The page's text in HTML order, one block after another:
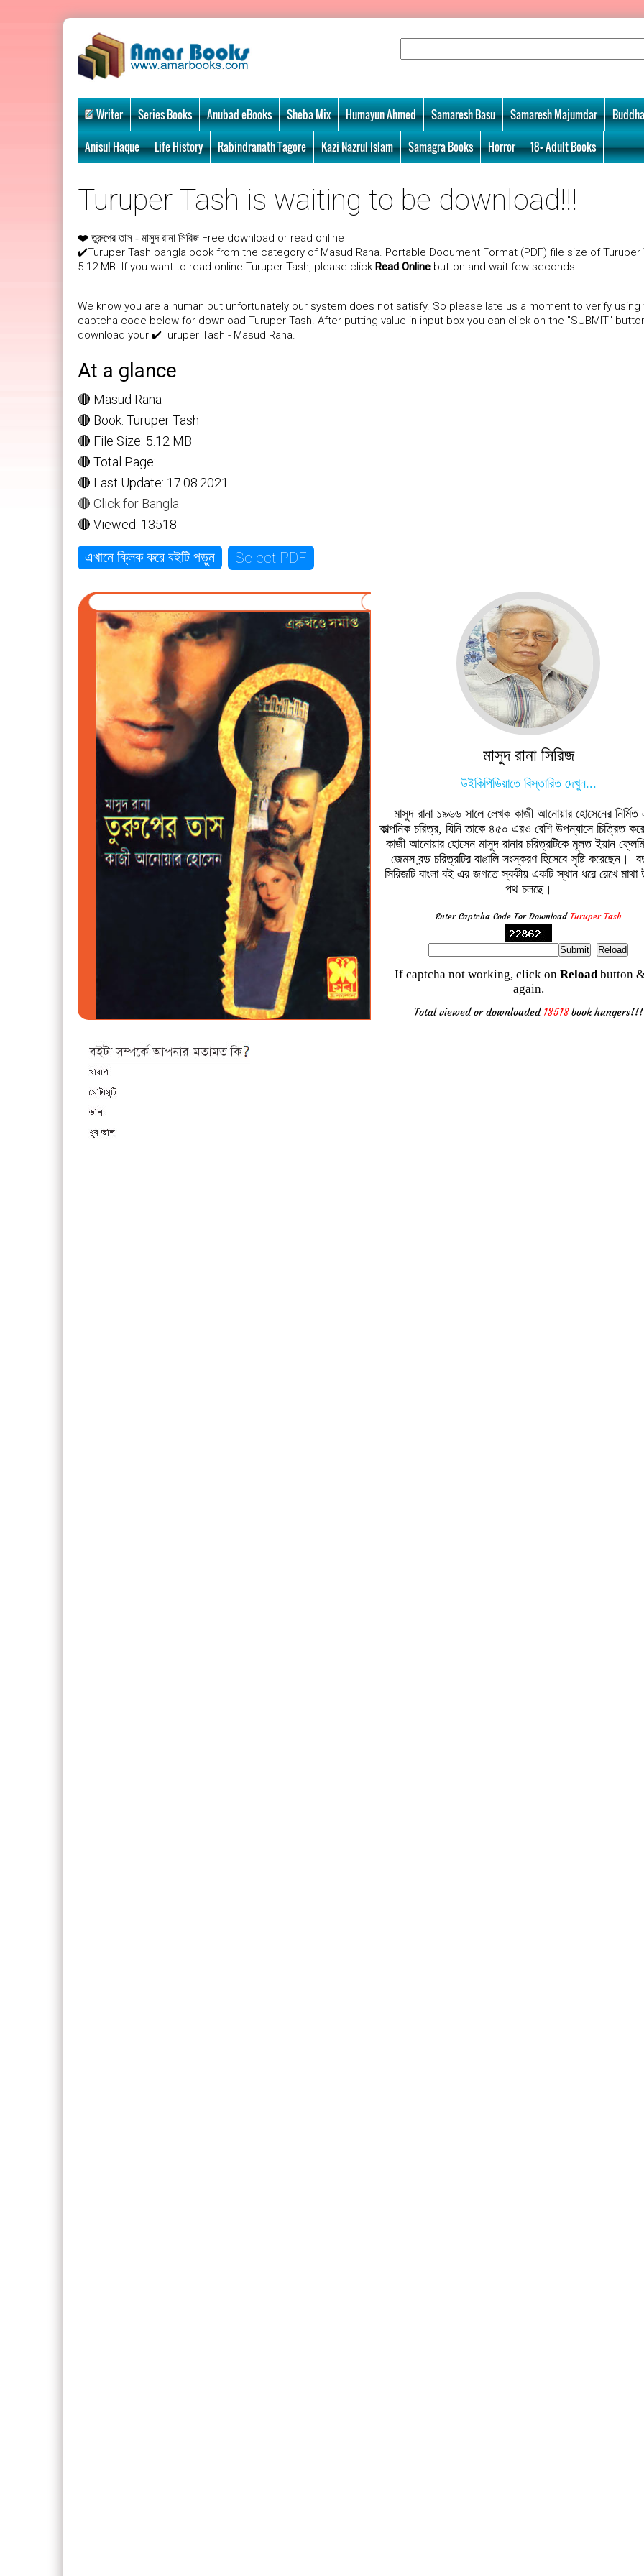
Writer Series Books Anubad eBooks Sheba Mix Humayun Ahmed Samaresh Basu Samaresh Majumdar
Anisul Haque Life History Rabindranath Tagore Kazi Nazrul Islam Samagra Books Horror 18+ Adult Books
Turuper Tash is waiting to be download!!!
❤️তুরুপের তাস - মাসুদ রানা সিরিজ Free download or read online
✔️Turuper Tash bangla book from the category of Masud Rana. Portable Document Format (PDF) file size of Turuper
5.12 MB. If you want to read online Turuper Tash, please click Read Online button and wait few seconds.
We know you are a human but unfortunately our system does not satisfy. So please late us a moment to verify using
captcha code below for download Turuper Tash. After putting value in input box you can click on the "SUBMIT"
download your ✔️Turuper Tash - Masud Rana.
At a glance
🔴 Masud Rana
🔴 Book: Turuper Tash
🔴 File Size: 5.12 MB
🔴 Total Page:
🔴 Last Update: 17.08.2021
🔴 Click for Bangla
🔴 Viewed: 13518
এখানে ক্লিক করে বইটি পড়ুন Select PDF
মাসুদ রানা সিরিজ
উইকিপিডিয়াতে বিস্তারিত দেখুন...
মাসুদ রানা ১৯৬৬ সালে লেখক কাজী আনোয়ার হোসেনের নির্মিত
কাল্পনিক চরিত্র, যিনি তাকে ৪৫০ এরও বেশি উপন্যাসে চিত্রিত
কাজী আনোয়ার হোসেন মাসুদ রানার চরিত্রটিকে মূলত ইয়ান
জেমস বন্ড চরিত্রটির বাঙালি সংস্করণ হিসেবে সৃষ্টি করেছেন।
সিরিজটি বাংলা বই এর জগতে স্বকীয় একটি স্থান ধরে রেখে মাথা
পথ চলছে।
Enter Captcha Code For Download Turuper Tash
If captcha not working, click on Reloadbutton
again.
Total viewed or downloaded 13518book hungers!!!